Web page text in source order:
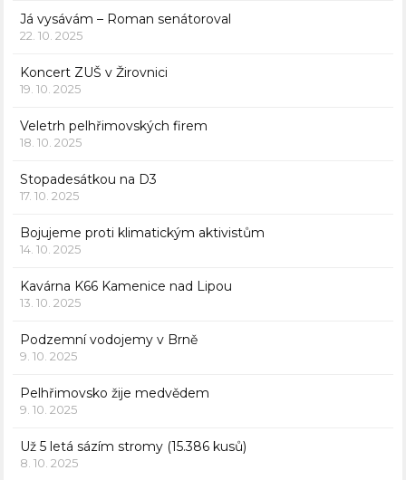
Já vysávám – Roman senátoroval
22. 10. 2025
Koncert ZUŠ v Žirovnici
19. 10. 2025
Veletrh pelhřimovských firem
18. 10. 2025
Stopadesátkou na D3
17. 10. 2025
Bojujeme proti klimatickým aktivistům
14. 10. 2025
Kavárna K66 Kamenice nad Lipou
13. 10. 2025
Podzemní vodojemy v Brně
9. 10. 2025
Pelhřimovsko žije medvědem
9. 10. 2025
Už 5 letá sázím stromy (15.386 kusů)
8. 10. 2025